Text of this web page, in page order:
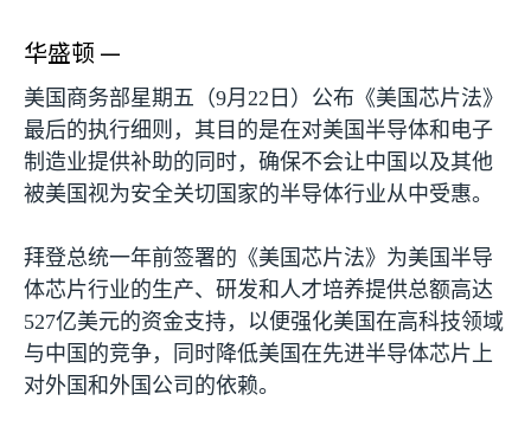
华盛顿 —
美国商务部星期五（9月 22 日）公布《美国芯片法》
最后的执行细则，其目的是在对美国半导体和电子
制造业提供补助的同时，确保不会让中国以及其他
被美国视为安全关切国家的半导体行业从中受惠。
拜登总统一年前签署的《美国芯片法》为美国半导
体芯片行业的生产、研发和人才培养提供总额高达
527亿美元的资金支持，以便强化美国在高科技领域
与中国的竞争，同时降低美国在先进半导体芯片上
对外国和外国公司的依赖。